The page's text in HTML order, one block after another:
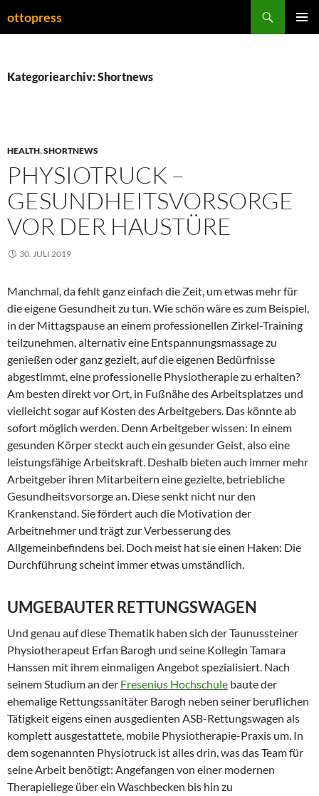
Inhalt
ottopress
Kategoriearchiv: Shortnews
HEALTH,SHORTNEWS
PHYSIOTRUCK –
GESUNDHEITSVORSORGE
VOR DER HAUSTÜRE
30. JULI 2019
Manchmal, da fehlt ganz einfach die Zeit, um etwas mehr für
die eigene Gesundheit zu tun. Wie schön wäre es zum Beispiel,
in der Mittagspause an einem professionellen Zirkel-Training
teilzunehmen, alternativ eine Entspannungsmassage zu
genießen oder ganz gezielt, auf die eigenen Bedürfnisse
abgestimmt, eine professionelle Physiotherapie zu erhalten?
Am besten direkt vor Ort, in Fußnähe des Arbeitsplatzes und
vielleicht sogar auf Kosten des Arbeitgebers. Das könnte ab
sofort möglich werden. Denn Arbeitgeber wissen: In einem
gesunden Körper steckt auch ein gesunder Geist, also eine
leistungsfähige Arbeitskraft. Deshalb bieten auch immer mehr
Arbeitgeber ihren Mitarbeitern eine gezielte, betriebliche
Gesundheitsvorsorge an. Diese senkt nicht nur den
Krankenstand. Sie fördert auch die Motivation der
Arbeitnehmer und trägt zur Verbesserung des
Allgemeinbefindens bei. Doch meist hat sie einen Haken: Die
Durchführung scheint immer etwas umständlich.
UMGEBAUTER RETTUNGSWAGEN
Und genau auf diese Thematik haben sich der Taunussteiner
Physiotherapeut Erfan Barogh und seine Kollegin Tamara
Hanssen mit ihrem einmaligen Angebot spezialisiert. Nach
seinem Studium an der Fresenius Hochschule baute der
ehemalige Rettungssanitäter Barogh neben seiner beruflichen
Tätigkeit eigens einen ausgedienten ASB-Rettungswagen als
komplett ausgestattete, mobile Physiotherapie-Praxis um. In
dem sogenannten Physiotruck ist alles drin, was das Team für
seine Arbeit benötigt: Angefangen von einer modernen
Therapieliege über ein Waschbecken bis hin zu